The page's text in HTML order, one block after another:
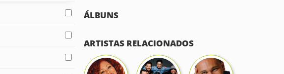
ÁLBUNS
ARTISTAS RELACIONADOS